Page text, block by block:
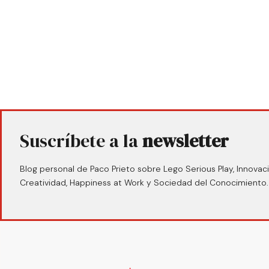
Suscríbete a lanewsletter
Blog personal de Paco Prieto sobre Lego Serious Play,
Creatividad, Happiness at Work y Sociedad del Conocimiento.